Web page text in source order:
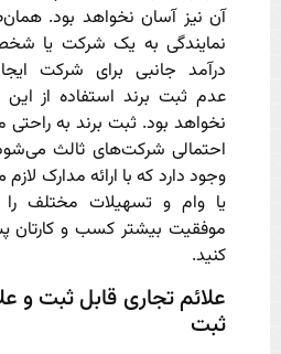
آن نیز آسان نخواهد بود.
نمایندگی به یک شرکت یا
درآمد جانبی برای شرکت
عدم ثبت برند استفاده از
نخواهد بود. ثبت برند به راحتی
احتمالی شرکت‌های ثالث
وجود دارد که با ارائه مدارک لازم
یا وام و تسهیلات مختلف
موفقیت بیشتر کسب و کارتان
کنید.
علائم تجاری قابل ثبت و
ثبت